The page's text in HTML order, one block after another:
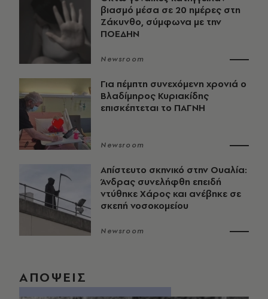
βιασμό μέσα σε 20 ημέρες στη
Ζάκυνθο, σύμφωνα με την
ΠΟΕΔΗΝ
Newsroom
Για πέμπτη συνεχόμενη χρονιά ο
Βλαδίμηρος Κυριακίδης
επισκέπτεται το ΠΑΓΝΗ
Newsroom
Απίστευτο σκηνικό στην Ουαλία:
Άνδρας συνελήφθη επειδή
ντύθηκε Χάρος και ανέβηκε σε
σκεπή νοσοκομείου
Newsroom
ΑΠΟΨΕΙΣ